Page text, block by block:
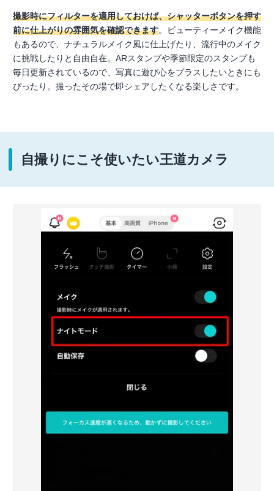
撮影時にフィルターを適用しておけば、シャッターボタンを押す
前に仕上がりの雰囲気を確認できます。ビューティーメイク機能
もあるので、ナチュラルメイク風に仕上げたり、流行中のメイク
に挑戦したりと自由自在。ARスタンプや季節限定のスタンプも
毎日更新されているので、写真に遊び心をプラスしたいときにも
ぴったり。撮ったその場で即シェアしたくなる楽しさです。
自撮りにこそ使いたい王道カメラ